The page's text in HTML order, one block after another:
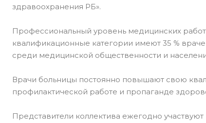
здравоохранения РБ».
Профессиональный уровень медицинских
квалификационные категории имеют 35 %
среди медицинской общественности и
Врачи больницы постоянно повышают свою
профилактической работе и пропаганде
Представители коллектива ежегодно